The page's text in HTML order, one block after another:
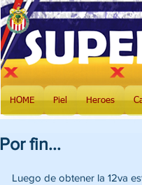
HOME Piel Heroes
Por fin...
Luego de obtener la 12va